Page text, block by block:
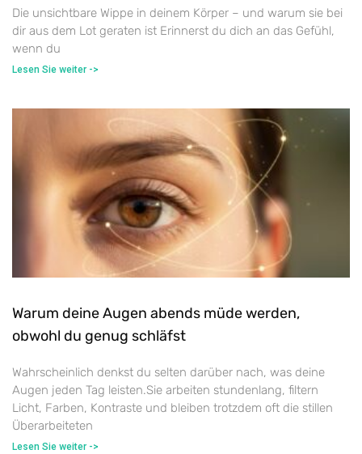
Die unsichtbare Wippe in deinem Körper – und warum sie bei
dir aus dem Lot geraten ist Erinnerst du dich an das Gefühl,
wenn du
Lesen Sie weiter ->
Warum deine Augen abends müde werden,
obwohl du genug schläfst
Wahrscheinlich denkst du selten darüber nach, was deine
Augen jeden Tag leisten.Sie arbeiten stundenlang, filtern
Licht, Farben, Kontraste und bleiben trotzdem oft die stillen
Überarbeiteten
Lesen Sie weiter ->